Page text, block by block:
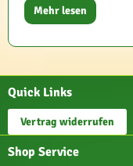
Mehr lesen
Quick Links
Vertrag widerrufen
Shop Service